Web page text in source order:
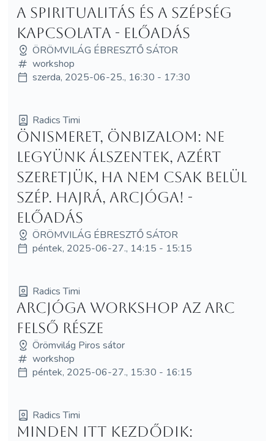
A spiritualitás és a szépség
kapcsolata - előadás
ÖRÖMVILÁG ÉBRESZTŐ SÁTOR
workshop
szerda, 2025-06-25., 16:30 - 17:30
Radics Timi
Önismeret, önbizalom: Ne
legyünk álszentek, azért
szeretjük, ha nem csak belül
szép. Hajrá, arcjóga! -
előadás
ÖRÖMVILÁG ÉBRESZTŐ SÁTOR
péntek, 2025-06-27., 14:15 - 15:15
Radics Timi
Arcjóga workshop az arc
felső része
Örömvilág Piros sátor
workshop
péntek, 2025-06-27., 15:30 - 16:15
Radics Timi
Minden itt kezdődik: